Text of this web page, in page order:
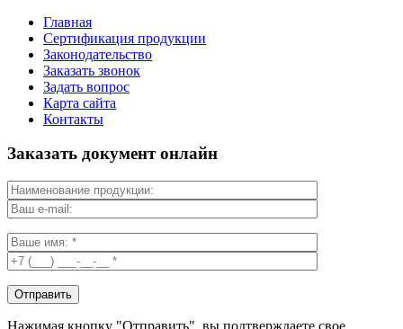
Главная
Сертификация продукции
Законодательство
Заказать звонок
Задать вопрос
Карта сайта
Контакты
Заказать документ онлайн